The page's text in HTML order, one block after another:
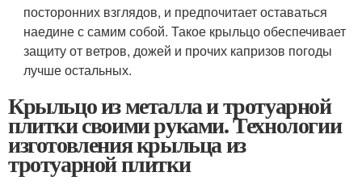
посторонних взглядов, и предпочитает оставаться
наедине с самим собой. Такое крыльцо обеспечивает
защиту от ветров, дожей и прочих капризов погоды
лучше остальных.
Крыльцо из металла и тротуарной
плитки своими руками. Технологии
изготовления крыльца из
тротуарной плитки